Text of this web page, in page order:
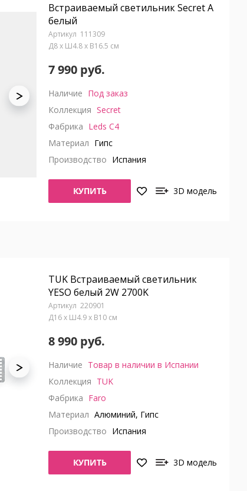
Встраиваемый светильник Secret A
белый
111309
Д8 x Ш4.8 x В16.5 см
7 990 руб.
Наличие Под заказ
Коллекция Secret
Фабрика Leds C4
Материал Гипс
Производство Испания
КУПИТЬ 3D модель
TUK Встраиваемый светильник
YESO белый 2W 2700K
220901
Д16 x Ш4.9 x В10 см
8 990 руб.
Наличие Товар в наличии в Испании
Коллекция TUK
Фабрика Faro
Материал Алюминий, Гипс
Производство Испания
КУПИТЬ 3D модель